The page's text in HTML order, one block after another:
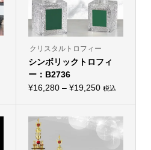
クリスタルトロフィー
シンボリックトロフィ
ー：B2736
¥16,280 – ¥19,250価
¥16,280
–
税込
の
品
に
は
複